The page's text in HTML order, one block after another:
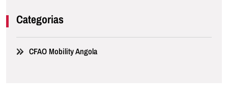
Categorias
CFAO Mobility Angola